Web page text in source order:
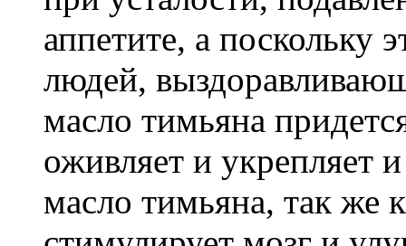
аппетите, а поскольку
людей,
масло тимьяна
оживляет и укрепляет
масло тимьяна, так же